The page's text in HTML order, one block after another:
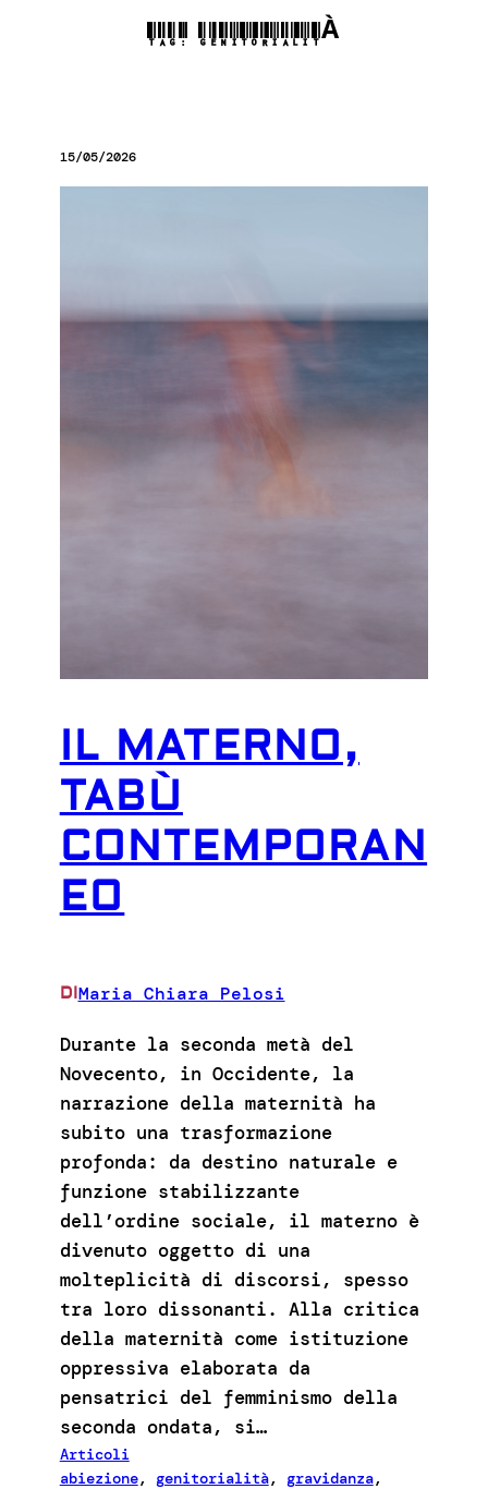
TAG:GENITORIALITÀ
15/05/2026
IL MATERNO,
TABÙ
CONTEMPORAN
EO
DIMaria Chiara Pelosi
Durante la seconda metà del
Novecento, in Occidente, la
narrazione della maternità ha
subito una trasformazione
profonda: da destino naturale e
funzione stabilizzante
dell’ordine sociale, il materno è
divenuto oggetto di una
molteplicità di discorsi, spesso
tra loro dissonanti. Alla critica
della maternità come istituzione
oppressiva elaborata da
pensatrici del femminismo della
seconda ondata, si…
Articoli
abiezione, genitorialità, gravidanza